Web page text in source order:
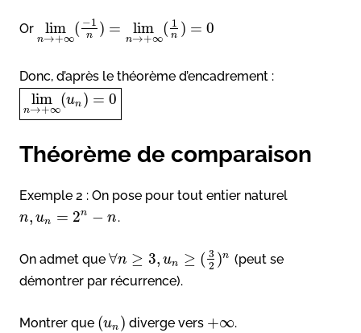
Or lim
n→+∞
( −1
n ) = lim
n→+∞
( 1
n ) = 0
Donc, d’après le théorème d’encadrement :
lim
n→+∞
(un ) = 0
Théorème de comparaison
Exemple 2 : On pose pour tout entier naturel
n, un = 2n − n.
On admet que ∀n ≥ 3, un ≥ ( 3
2 )n (peut se
démontrer par récurrence).
Montrer que (un ) diverge vers +∞.